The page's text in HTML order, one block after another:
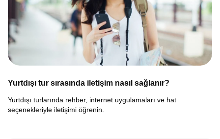
Yurtdışı tur sırasında iletişim nasıl sağlanır?
Yurtdışı turlarında rehber, internet uygulamaları ve hat
seçenekleriyle iletişimi öğrenin.